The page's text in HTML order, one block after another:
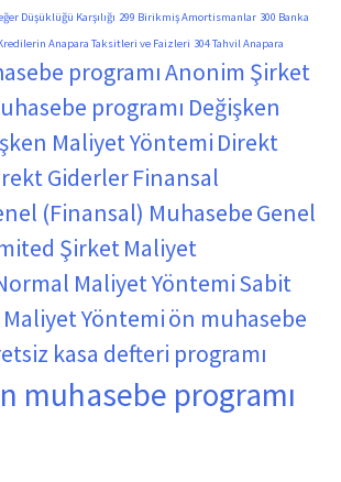
Düşüklüğü Karşılığı 299 Birikmiş Amortismanlar 300 Banka
Anapara Taksitleri ve Faizleri 304 Tahvil Anapara
programıAnonim Şirket
programı Değişken
Maliyet Yöntemi Direkt
GiderlerFinansal
(Finansal) MuhasebeGenel
ŞirketMaliyet
Maliyet YöntemiSabit
Maliyet Yöntemiön muhasebe
kasa defteri programı
muhasebe programı